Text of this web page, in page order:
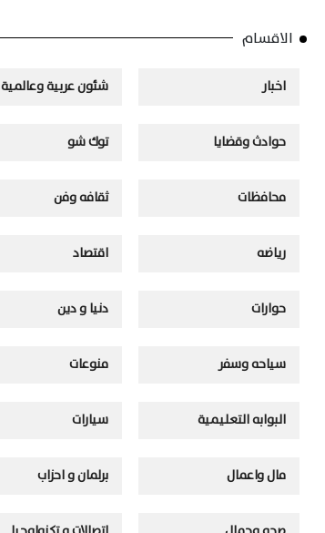
الاقسام
اخبار شئون عربية وعالمية
حوادث وقضايا توك شو
محافظات ثقافه وفن
رياضه اقتصاد
حوارات دنيا و دين
سياحه وسفر منوعات
البوابه التعليمية سيارات
مال واعمال برلمان و احزاب